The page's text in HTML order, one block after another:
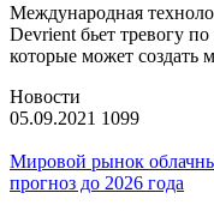
Международная
Devrient бьет тревогу
которые может создать
Новости
05.09.2021 1099
Мировой рынок
прогноз до 2026 года